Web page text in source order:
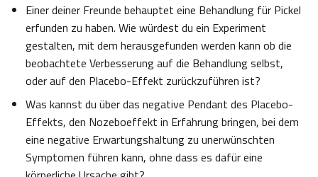
Einer deiner Freunde behauptet eine Behandlung für Pickel
erfunden zu haben. Wie würdest du ein Experiment
gestalten, mit dem herausgefunden werden kann ob die
beobachtete Verbesserung auf die Behandlung selbst,
oder auf den Placebo-Effekt zurückzuführen ist?
Was kannst du über das negative Pendant des Placebo-
Effekts, den Nozeboeffekt in Erfahrung bringen, bei dem
eine negative Erwartungshaltung zu unerwünschten
Symptomen führen kann, ohne dass es dafür eine